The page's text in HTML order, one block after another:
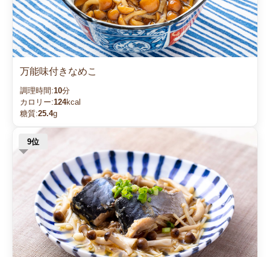
万能味付きなめこ
調理時間:10分
カロリー:124kcal
糖質:25.4g